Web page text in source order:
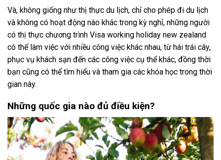
Và, không giống như thị thực du lịch, chỉ cho phép đi du lịch
và không có hoạt động nào khác trong kỳ nghỉ, những người
có thị thực chương trình Visa working holiday new zealand
có thể làm việc với nhiều công việc khác nhau, từ hái trái cây,
phục vụ khách sạn đến các công việc cụ thể khác, đồng thời
bạn cũng có thể tìm hiểu và tham gia các khóa học trong thời
gian này.
Những quốc gia nào đủ điều kiện?